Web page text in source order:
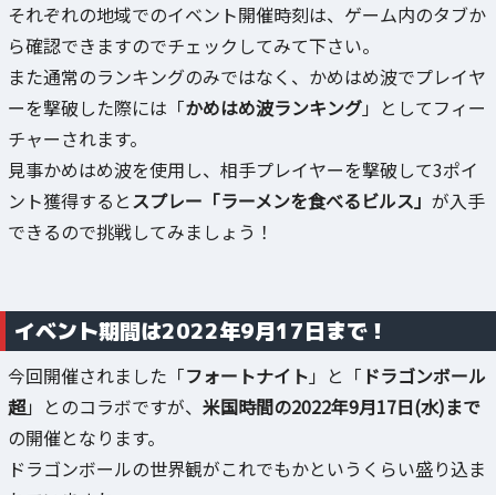
それぞれの地域でのイベント開催時刻は、ゲーム内のタブか
ら確認できますのでチェックしてみて下さい。
また通常のランキングのみではなく、かめはめ波でプレイヤ
ーを撃破した際には「かめはめ波ランキング」としてフィー
チャーされます。
見事かめはめ波を使用し、相手プレイヤーを撃破して3ポイ
ント獲得するとスプレー「ラーメンを食べるビルス」 が入手
できるので挑戦してみましょう！
イベント期間は2022年9月17日まで！
今回開催されました「フォートナイト 」と「 ドラゴンボール
超」とのコラボですが、 米国時間の2022年9月17日(水)まで
の開催となります。
ドラゴンボールの世界観がこれでもかというくらい盛り込ま